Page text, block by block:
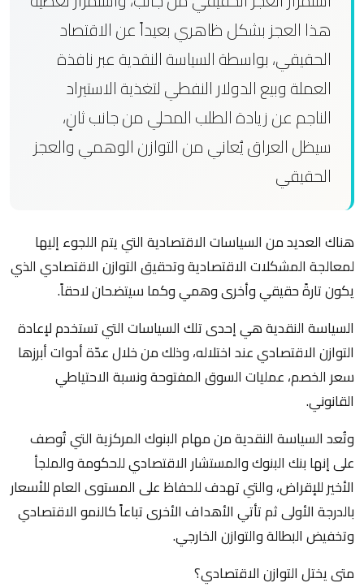
هذا العجز بشكل ظاهري بعيداً عن الاقتصاد
الحقيقي، بواسطة السياسة النقدية عبر نافذة
العملة وبيع الدولار النفطي لتغذية الاستيراد
الناجم عن زيادة الطلب المحلي من جانب ثانٍ،
سيظل العراق يُعاني من التوازن الوهمي والعجز
الحقيقي
هناك العديد من السياسات الاقتصادية التي يتم اللجوء إليها
لمعالجة المشكلات الاقتصادية وتحقيق التوازن الاقتصادي الذي
يكون تارةً حقيقي وأخرى وهمي وكما سيتضحان لاحقاً.
السياسة النقدية هي إحدى تلك السياسات التي تستخدم لإعادة
التوازن الاقتصادي عند اختلاله، وذلك من خلال عدّة أدوات أبرزها
سعر الخصم، عمليات السوق المفتوحة ونسبة الاحتياطي
القانوني.
وتُعد السياسة النقدية من مهام البنوك المركزية التي تُوصف
على إنها بنك البنوك والمستشار الاقتصادي للحكومة والملجأ
الأخير للإقراض، والتي تهدف للحفاظ على المستوى العام للأسعار
بالدرجة الأولى ثم تأتي الأهداف الأخرى تباعاً كالنمو الاقتصادي
وتخفيض البطالة والتوازن الخارجي.
متى يختل التوازن الاقتصادي؟